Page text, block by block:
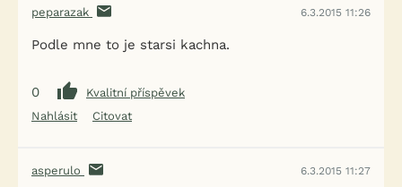
peparazak 6.3.2015 11:26
Podle mne to je starsi kachna.
0
Kvalitní příspěvek
Nahlásit
Citovat
asperulo 6.3.2015 11:27